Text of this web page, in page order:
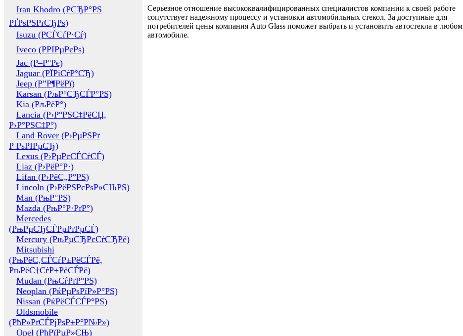
Iran Khodro (РСЂР°РЅ
РҐРѕРЅРґСЂРѕ)
Isuzu (РСЃСѓР·Сѓ)
Iveco (РРІРµРєРѕ)
Jac (Р–Р°Рє)
Jaguar (РЇРіСѓР°СЂ)
Jeep (Р”Р¶РёРї)
Karsan (РљР°СЂСЃР°РЅ)
Kia (РљРёР°)
Lancia (Р›Р°РЅС‡РёСЏ,
Р›Р°РЅС‡Р°)
Land Rover (Р›РµРЅРґ
Р РѕРІРµСЂ)
Lexus (Р›РµРєСЃСѓСЃ)
Liaz (Р›РёР°Р·)
Lifan (Р›РёС„Р°РЅ)
Lincoln (Р›РёРЅРєРѕР»СЊРЅ)
Man (РњР°РЅ)
Mazda (РњР°Р·РґР°)
Mercedes
(РњРµСЂСЃРµРґРµСЃ)
Mercury (РњРµСЂРєСѓСЂРё)
Mitsubishi
(РњРёС‚СЃСѓР±РёСЃРё,
РњРёС†СѓР±РёСЃРё)
Mudan (РњСѓРґР°РЅ)
Neoplan (РќРµРѕРїР»Р°РЅ)
Nissan (РќРёСЃСЃР°РЅ)
Oldsmobile
(РћР»РґСЃРјРѕР±Р°Р№Р»)
Opel (РћРїРµР»СЊ)
Серьезное отношение высококвалифицированных специалистов компании к своей работе
сопутствует надежному процессу и установки автомобильных стекол. За доступные для
потребителей цены компания Auto Glass поможет выбрать и установить автостекла в любом
автомобиле.